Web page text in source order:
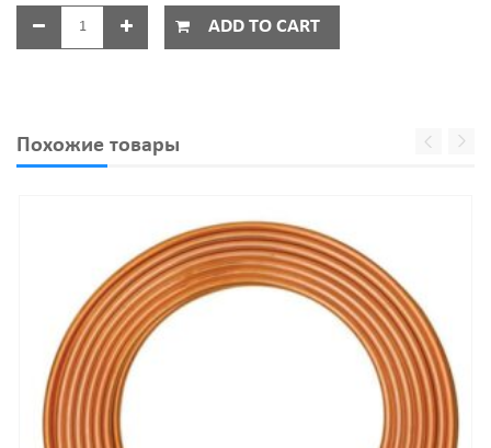
ADD TO CART
Похожие товары